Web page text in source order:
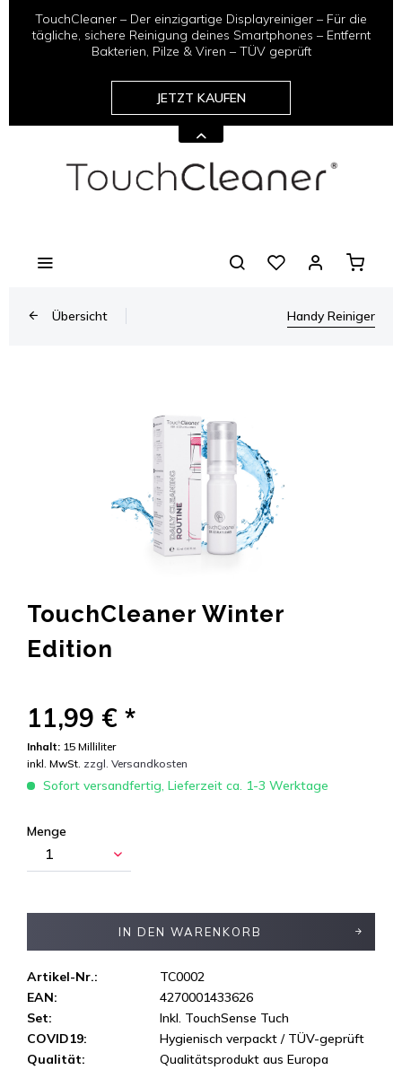
TouchCleaner – Der einzigartige Displayreiniger – Für die
tägliche, sichere Reinigung deines Smartphones – Entfernt
Bakterien, Pilze & Viren – TÜV geprüft
JETZT KAUFEN
Übersicht Handy Reiniger
TouchCleaner Winter
Edition
11,99 € *
Inhalt: 15 Milliliter
inkl. MwSt. zzgl. Versandkosten
Sofort versandfertig, Lieferzeit ca. 1-3 Werktage
Menge
IN DEN WARENKORB
Artikel-Nr.:
TC0002
EAN:
4270001433626
Set:
Inkl. TouchSense Tuch
COVID19:
Hygienisch verpackt / TÜV-geprüft
Qualität:
Qualitätsprodukt aus Europa